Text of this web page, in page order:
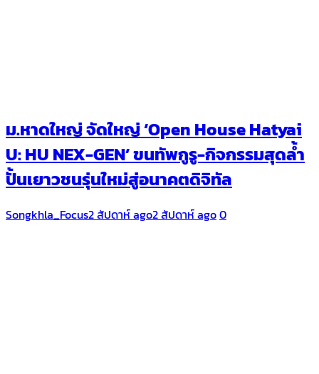
ม.หาดใหญ่ จัดใหญ่ ‘Open House Hatyai
U: HU NEX-GEN’ ขนทัพกูรู-กิจกรรมสุดล้ำ
ปั้นเยาวชนรุ่นใหม่สู่อนาคตดิจิทัล
Songkhla_Focus2 สัปดาห์ ago2 สัปดาห์ ago0